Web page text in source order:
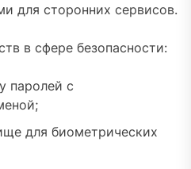
для сторонних сервисов.
в сфере безопасности:
паролей с
для биометрических